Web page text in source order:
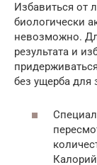
Избавиться от
биологически
невозможно.
результата и
без ущерба